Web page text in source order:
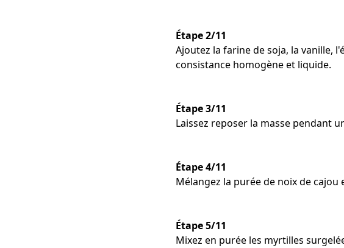
Étape 2/11
Ajoutez la farine de soja, la vanille,
consistance homogène et liquide.
Étape 3/11
Laissez reposer la masse pendant
Étape 4/11
Mélangez la purée de noix de
Étape 5/11
Mixez en purée les myrtilles